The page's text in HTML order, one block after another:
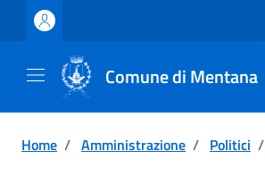
Vai ai contenuti
Vai al footer
Comune di Mentana
Home / Amministrazione / Politici /